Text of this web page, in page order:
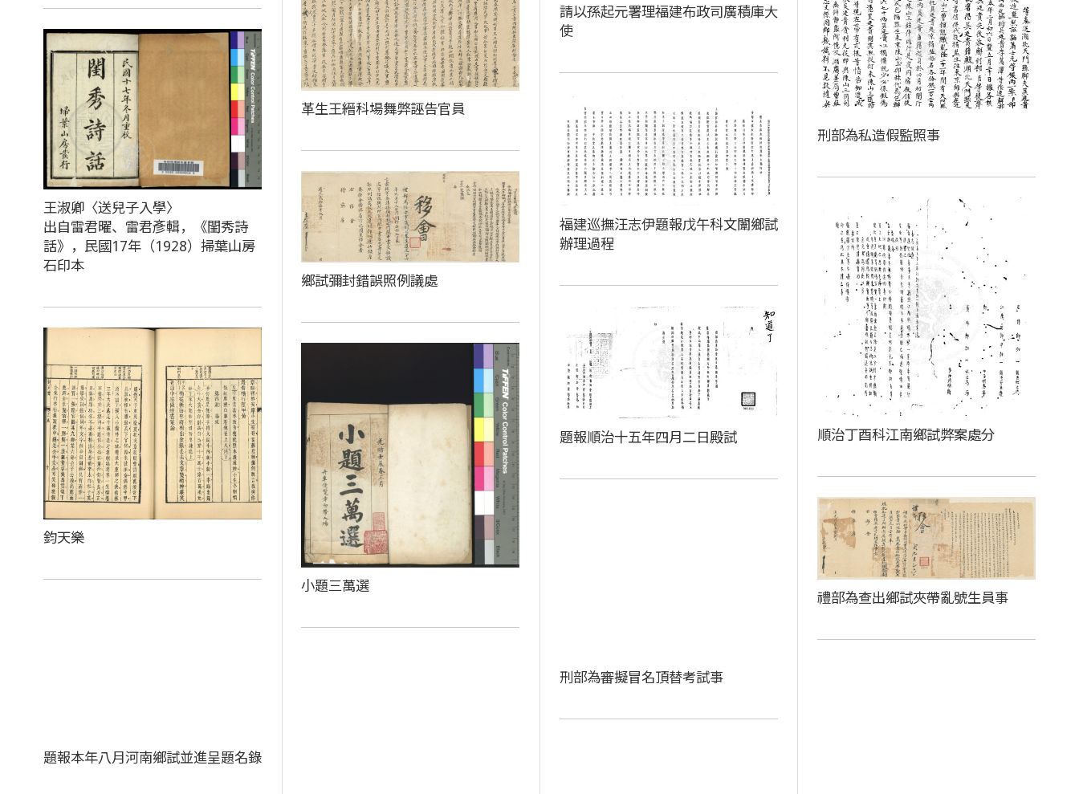
請以孫起元署理福建布政司廣積庫大
使
刑部為私造假監照事
革生王縉科場舞弊誣告官員
王淑卿〈送兒子入學〉
出自雷君曜、雷君彥輯，《閨秀詩
話》，民國17年（1928）掃葉山房
石印本
福建巡撫汪志伊題報戊午科文闈鄉試
辦理過程
鄉試彌封錯誤照例議處
順治丁酉科江南鄉試弊案處分
題報順治十五年四月二日殿試
鈞天樂
小題三萬選
禮部為查出鄉試夾帶亂號生員事
刑部為審擬冒名頂替考試事
題報本年八月河南鄉試並進呈題名錄